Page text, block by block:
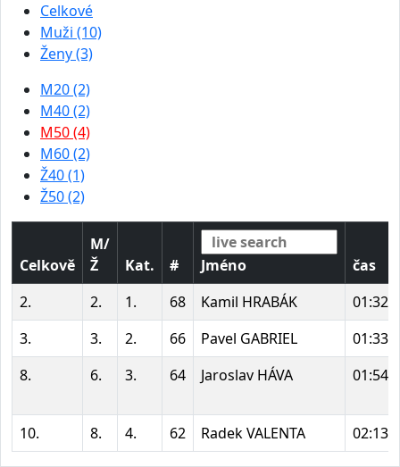
Celkové
Muži (10)
Ženy (3)
M20 (2)
M40 (2)
M50 (4)
M60 (2)
Ž40 (1)
Ž50 (2)
Celkově
M/
Ž
Kat. # Jméno
čas
2.
2. 1. 68 Kamil HRABÁK
3.
3. 2. 66 Pavel GABRIEL
8.
6. 3. 64 Jaroslav HÁVA
10. 8. 4. 62 Radek VALENTA